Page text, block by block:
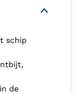
schip
de